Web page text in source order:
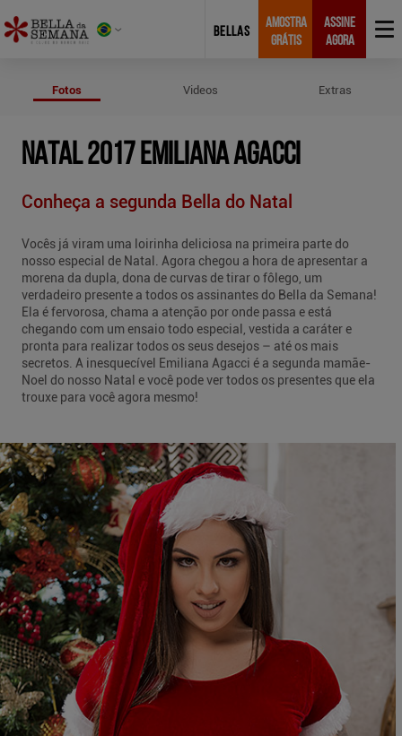
BELLAS
AMOSTRA
GRÁTIS
ASSINE
AGORA
Fotos Videos Extras
NATAL 2017 EMILIANA AGACCI
Conheça a segunda Bella do Natal
Vocês já viram uma loirinha deliciosa na primeira parte do
nosso especial de Natal. Agora chegou a hora de apresentar a
morena da dupla, dona de curvas de tirar o fôlego, um
verdadeiro presente a todos os assinantes do Bella da Semana!
Ela é fervorosa, chama a atenção por onde passa e está
chegando com um ensaio todo especial, vestida a caráter e
pronta para realizar todos os seus desejos – até os mais
secretos. A inesquecível Emiliana Agacci é a segunda mamãe-
Noel do nosso Natal e você pode ver todos os presentes que ela
trouxe para você agora mesmo!